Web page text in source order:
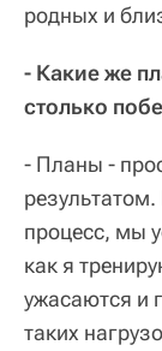
родных и
- Какие же
столько
- Планы -
процесс, мы
как я
ужасаются и
таких